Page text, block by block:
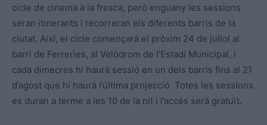
cicle de cinema a la fresca, però enguany les sessions
seran itinerants i recorreran els diferents barris de la
ciutat. Així, el cicle començarà el pròxim 24 de juliol al
barri de Ferreries, al Velòdrom de l’Estadi Municipal, i
cada dimecres hi haurà sessió en un dels barris fins al 21
d’agost que hi haurà l’última projecció. Totes les sessions
es duran a terme a les 10 de la nit i l’accés serà gratuït.